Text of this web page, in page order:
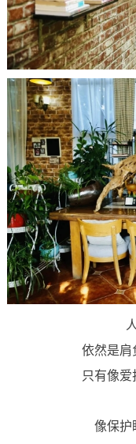
依然是肩
只有像
像保护